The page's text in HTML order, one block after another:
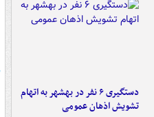
دستگیری ۶ نفر در بهشهر به اتهام
تشویش اذهان عمومی